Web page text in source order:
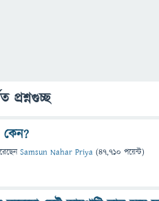
প্রশ্নগুচ্ছ
কেন?
Samsun Nahar Priya (47,710 পয়েন্ট)